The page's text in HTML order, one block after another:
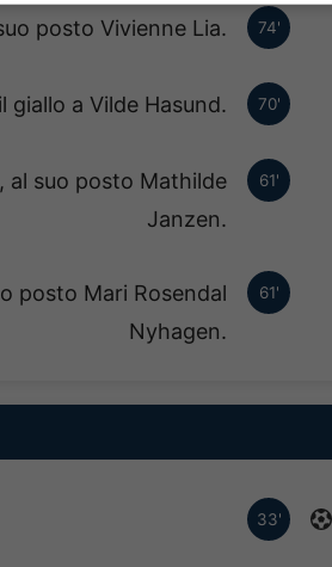
74'
posto Vivienne Lia.
70'
giallo a Vilde Hasund.
61'
al suo posto Mathilde
Janzen.
61'
posto Mari Rosendal
Nyhagen.
33'